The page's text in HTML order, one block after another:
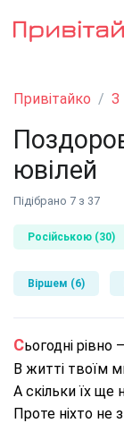
Привітайко З
ювілей
Підібрано 7 з 37
Російською (30)
Віршем (6)
Сьогодні рівно
В житті твоїм
А скільки їх ще
Проте ніхто не